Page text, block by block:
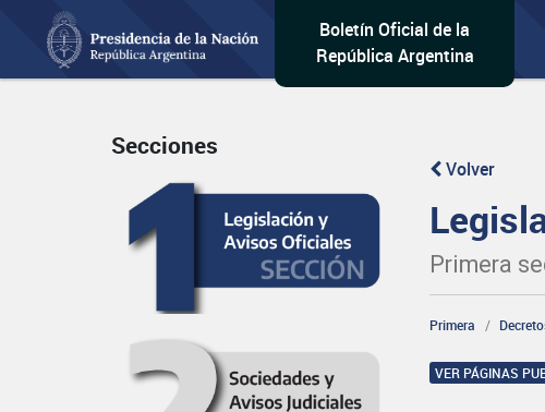
Boletín Oficial de la
República Argentina
Secciones
Volver
Primera
Primera
VER PÁGINAS